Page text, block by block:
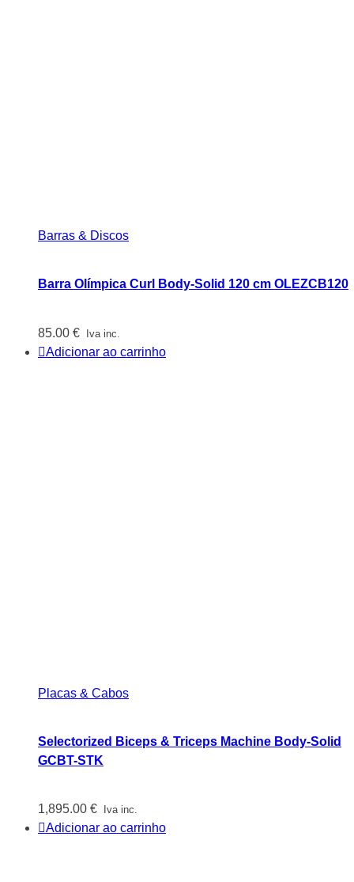
Barras & Discos
Barra Olímpica Curl Body-Solid 120 cm OLEZCB120
85.00 € Iva inc.
Adicionar ao carrinho
Placas & Cabos
Selectorized Biceps & Triceps Machine Body-Solid
GCBT-STK
1,895.00 € Iva inc.
Adicionar ao carrinho